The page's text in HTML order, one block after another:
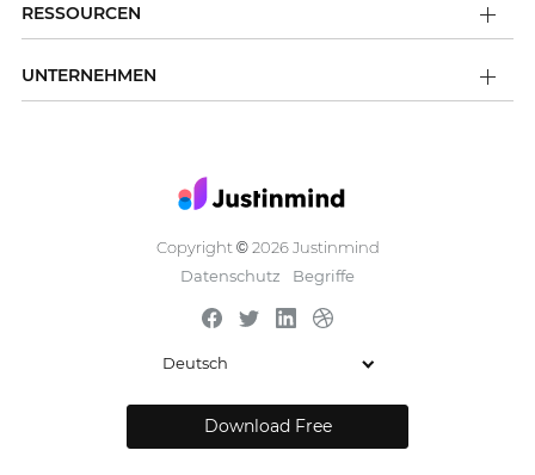
RESSOURCEN
UNTERNEHMEN
Copyright ©2026 Justinmind
Datenschutz
Begriffe
Deutsch
Download Free